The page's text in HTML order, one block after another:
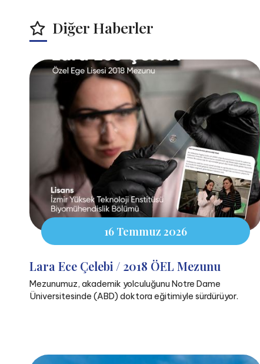
Diğer Haberler
16 Temmuz 2026
Lara Ece Çelebi / 2018 ÖEL Mezunu
Mezunumuz, akademik yolculuğunu Notre Dame
Üniversitesinde (ABD) doktora eğitimiyle sürdürüyor.